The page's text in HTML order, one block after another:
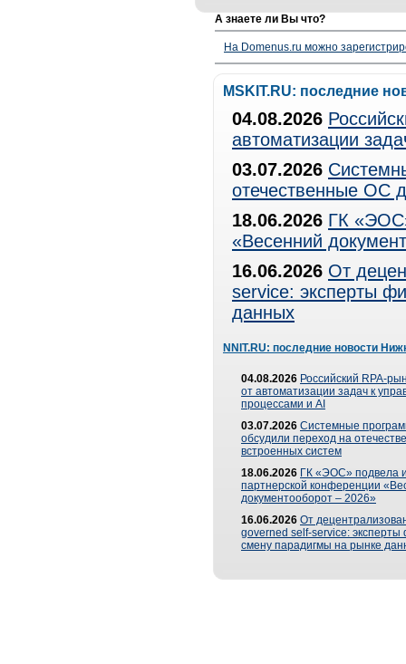
А знаете ли Вы что?
На Domenus.ru можно
MSKIT.RU: последние
04.08.2026
автоматизации
03.07.2026
отечественные ОС
18.06.2026 ГК
«Весенний
16.06.2026 От
service: эксперты
данных
NNIT.RU: последние новости
04.08.2026 Российский RPA-
от автоматизации задач к
процессами и AI
03.07.2026 Системные
обсудили переход на
встроенных систем
18.06.2026 ГК «ЭОС» подвела
партнерской конференции
документооборот – 2026»
16.06.2026 От
governed self-service: эксперты
смену парадигмы на рынке